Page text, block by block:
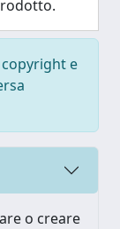
e
o creare